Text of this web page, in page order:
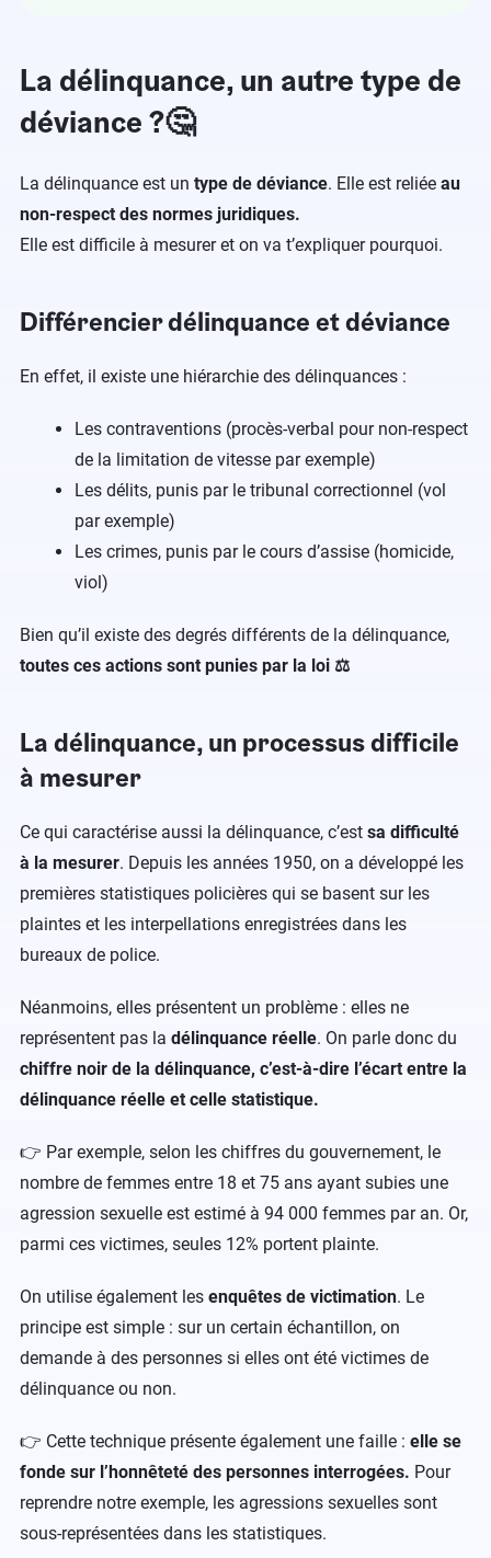
La délinquance, un autre type de
déviance ?🤔
La délinquance est un type de déviance. Elle est reliée au
non-respect des normes juridiques.
Elle est difficile à mesurer et on va t’expliquer pourquoi.
Différencier délinquance et déviance
En effet, il existe une hiérarchie des délinquances :
Les contraventions (procès-verbal pour non-respect
de la limitation de vitesse par exemple)
Les délits, punis par le tribunal correctionnel (vol
par exemple)
Les crimes, punis par le cours d’assise (homicide,
viol)
Bien qu’il existe des degrés différents de la délinquance,
toutes ces actions sont punies par la loi ⚖️
La délinquance, un processus difficile
à mesurer
Ce qui caractérise aussi la délinquance, c’est sa difficulté
à la mesurer. Depuis les années 1950, on a développé les
premières statistiques policières qui se basent sur les
plaintes et les interpellations enregistrées dans les
bureaux de police.
Néanmoins, elles présentent un problème : elles ne
représentent pas la délinquance réelle. On parle donc du
chiffre noir de la délinquance, c’est-à-dire l’écart entre la
délinquance réelle et celle statistique.
👉 Par exemple, selon les chiffres du gouvernement, le
nombre de femmes entre 18 et 75 ans ayant subies une
agression sexuelle est estimé à 94 000 femmes par an. Or,
parmi ces victimes, seules 12% portent plainte.
On utilise également les enquêtes de victimation. Le
principe est simple : sur un certain échantillon, on
demande à des personnes si elles ont été victimes de
délinquance ou non.
👉 Cette technique présente également une faille : elle se
fonde sur l’honnêteté des personnes interrogées. Pour
reprendre notre exemple, les agressions sexuelles sont
sous-représentées dans les statistiques.